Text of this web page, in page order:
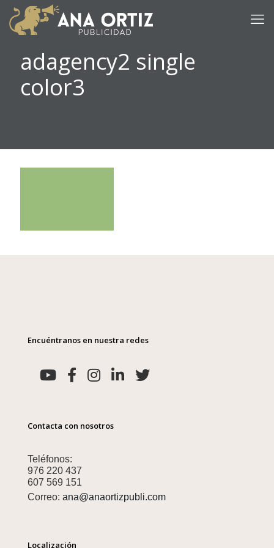
adagency2 single
color3
Encuéntranos en nuestra redes
Contacta con nosotros
Teléfonos:
976 220 437
607 569 151
Correo: ana@anaortizpubli.com
Localización